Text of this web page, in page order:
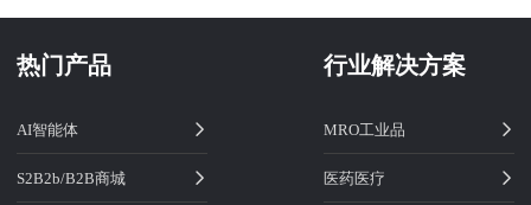
热门产品
AI智能体
S2B2b/B2B商城
行业解决方案
MRO工业品
医药医疗